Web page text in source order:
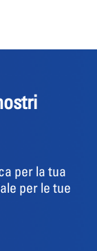
per la tua
per le tue